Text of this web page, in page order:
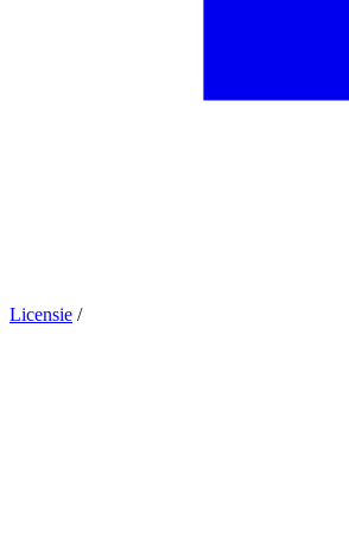
Licensie /